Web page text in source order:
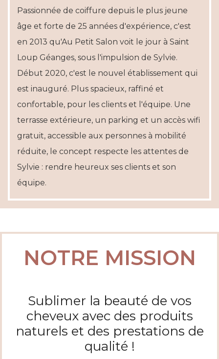
Passionnée de coiffure depuis le plus jeune
âge et forte de 25 années d'expérience, c'est
en 2013 qu'Au Petit Salon voit le jour à Saint
Loup Géanges, sous l'impulsion de Sylvie.
Début 2020, c'est le nouvel établissement qui
est inauguré. Plus spacieux, raffiné et
confortable, pour les clients et l'équipe. Une
terrasse extérieure, un parking et un accès wifi
gratuit, accessible aux personnes à mobilité
réduite, le concept respecte les attentes de
Sylvie : rendre heureux ses clients et son
équipe.
NOTRE MISSION
Sublimer la beauté de vos
cheveux avec des produits
naturels et des prestations de
qualité !